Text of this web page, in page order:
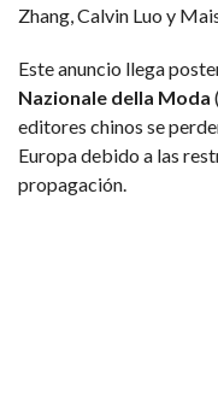
Zhang, Calvin Luo y
Este anuncio llega
Nazionale della Moda
editores chinos se
Europa debido a las
propagación.